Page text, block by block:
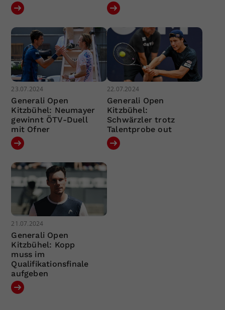
23.07.2024
Generali Open
Kitzbühel: Neumayer
gewinnt ÖTV-Duell
mit Ofner
22.07.2024
Generali Open
Kitzbühel:
Schwärzler trotz
Talentprobe out
21.07.2024
Generali Open
Kitzbühel: Kopp
muss im
Qualifikationsfinale
aufgeben